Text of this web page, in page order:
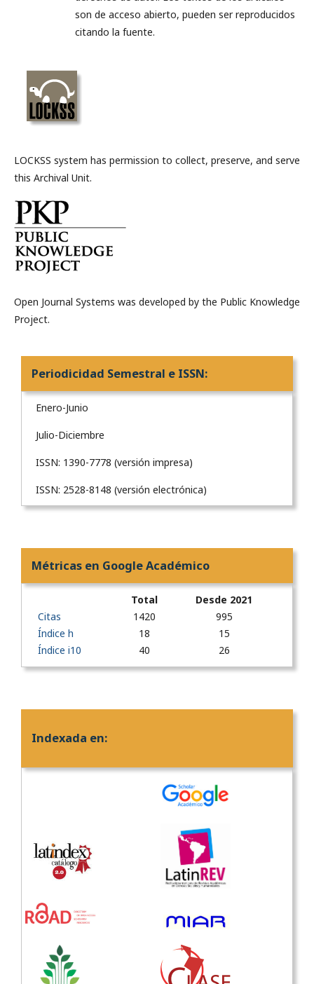
son de acceso abierto, pueden ser reproducidos
citando la fuente.
LOCKSS system has permission to collect, preserve, and serve
this Archival Unit.
Open Journal Systems was developed by the Public Knowledge
Project.
Periodicidad Semestral e ISSN:
Enero-Junio
Julio-Diciembre
ISSN: 1390-7778 (versión impresa)
ISSN: 2528-8148 (versión electrónica)
Métricas en Google Académico
Total
Desde 2021
Citas
1420
995
Índice h
18
15
Índice i10
40 26
Indexada en: